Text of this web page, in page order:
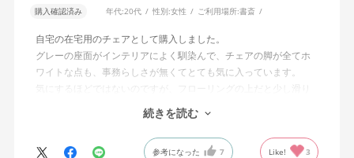
購入確認済み 年代:20代 性別:女性 ご利用場所:書斎
自宅の在宅用のチェアとして購入しました。
グレーの座面がインテリアによく馴染んで、チェアの脚が全てホ
ワイトな点も、事務らしさが無くてとても気に入っています。
気にするほどではないのですが、フローリングの上だと少し滑り
が良くないです。カーペットを敷けばいいのですが、少し気にな
全体的にとても満足しています！ありがとうございました。
続きを読む
参考になった 7 Like! 3